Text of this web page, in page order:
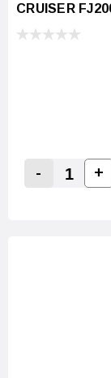
CRUISER
Decrease
- +